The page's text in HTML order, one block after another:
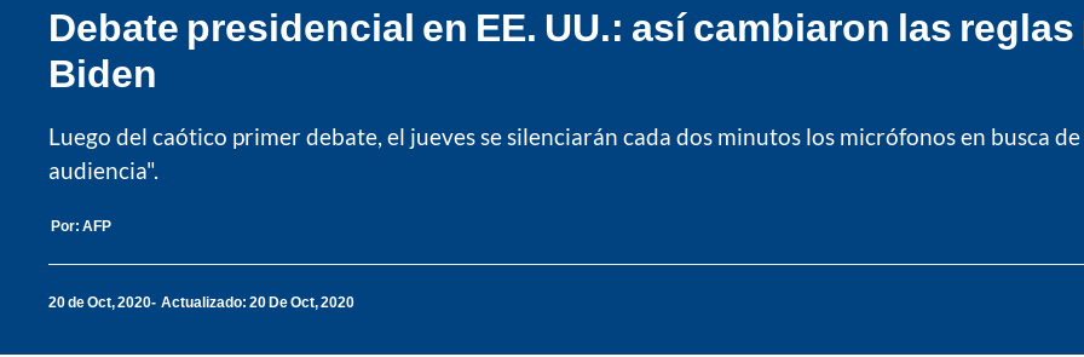
Debate presidencial en EE. UU.: así cambiaron las reglas
Biden
Luego del caótico primer debate, el jueves se silenciarán cada dos minutos los micrófonos en busca
audiencia".
Por: AFP
20 de Oct, 2020 Actualizado: 20 De Oct, 2020